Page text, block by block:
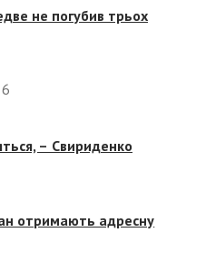
не погубив трьох
– Свириденко
отримають адресну